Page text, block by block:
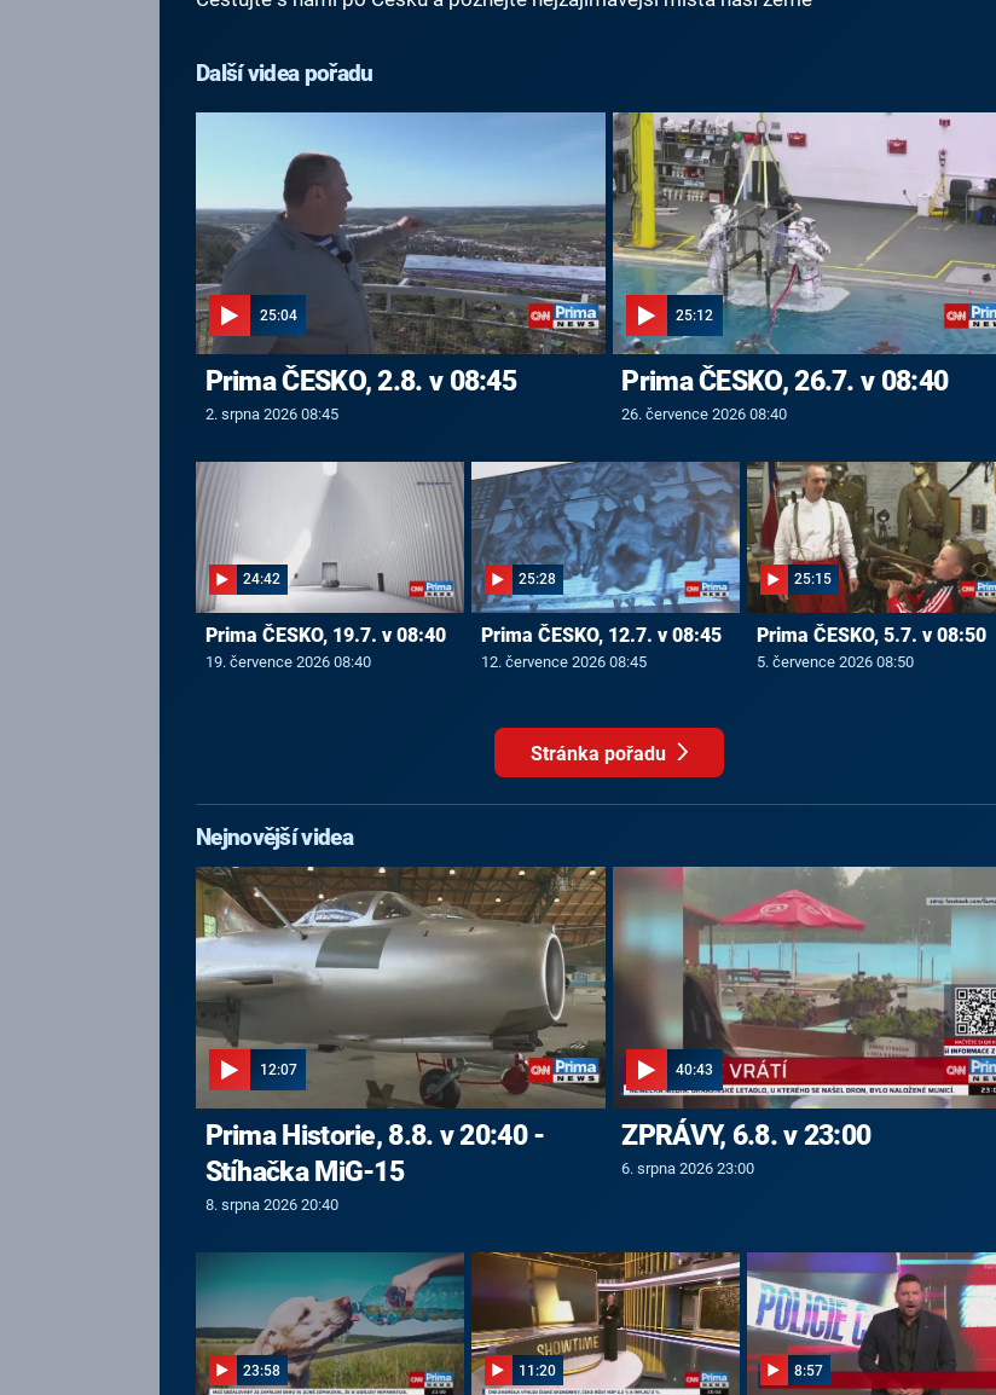
Další videa pořadu
25:04
Prima ČESKO, 2.8. v 08:45
2. srpna 2026 08:45
25:12
Prima ČESKO, 26.7. v 08:40
26. července 2026 08:40
24:42
Prima ČESKO, 19.7. v 08:40
19. července 2026 08:40
25:28
Prima ČESKO, 12.7. v 08:45
12. července 2026 08:45
25:15
Prima ČESKO, 5.7. v 08:50
5. července 2026 08:50
Stránka pořadu
Nejnovější videa
12:07
Prima Historie, 8.8. v 20:40 -
Stíhačka MiG-15
8. srpna 2026 20:40
40:43
ZPRÁVY, 6.8. v 23:00
6. srpna 2026 23:00
23:58 11:20 8:57